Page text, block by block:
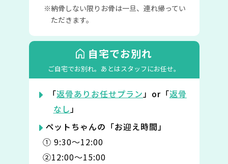
納骨しない限りお骨は一旦、連れ帰ってい
ただきます。
自宅でお別れ
ご自宅でお別れ。 あとはスタッフにお任せ。
「返骨ありお任せプラン」or「返骨
なし」
ペットちゃんの「お迎え時間」
① 9:30〜12:00
②12:00〜15:00